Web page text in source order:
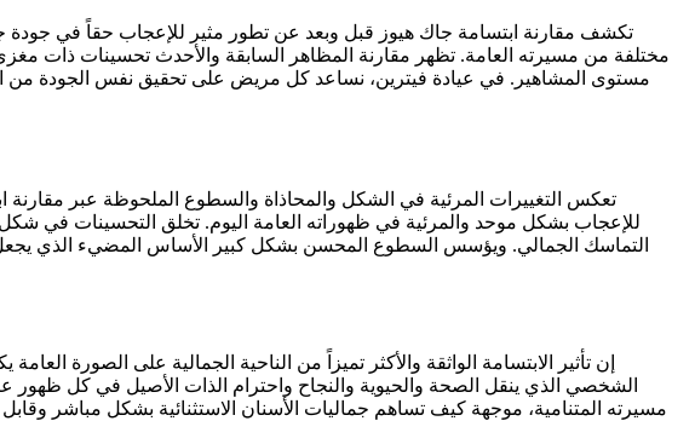
تكشف مقارنة ابتسامة جاك هيوز قبل وبعد عن تطور مثير للإعجاب حقاً في جودة
مختلفة من مسيرته العامة. تظهر مقارنة المظاهر السابقة والأحدث تحسينات ذات مغزى
مستوى المشاهير. في عيادة فيترين، نساعد كل مريض على تحقيق نفس الجودة من
تعكس التغييرات المرئية في الشكل والمحاذاة والسطوع الملحوظة عبر مقارنة
للإعجاب بشكل موحد والمرئية في ظهوراته العامة اليوم. تخلق التحسينات في شكل
التماسك الجمالي. ويؤسس السطوع المحسن بشكل كبير الأساس المضيء الذي
إن تأثير الابتسامة الواثقة والأكثر تميزاً من الناحية الجمالية على الصورة
الشخصي الذي ينقل الصحة والحيوية والنجاح واحترام الذات الأصيل في كل
مسيرته المتنامية، موجهة كيف تساهم جماليات الأسنان الاستثنائية بشكل مباشر